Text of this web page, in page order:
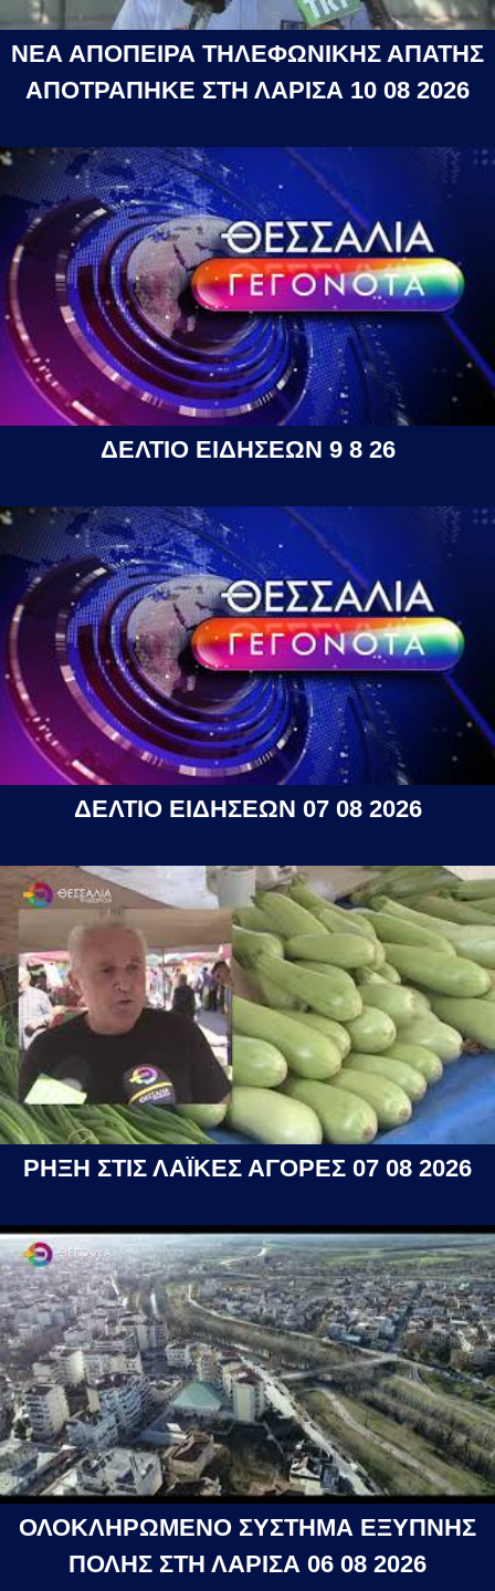
ΝΕΑ ΑΠΟΠΕΙΡΑ ΤΗΛΕΦΩΝΙΚΗΣ ΑΠΑΤΗΣ
ΑΠΟΤΡΑΠΗΚΕ ΣΤΗ ΛΑΡΙΣΑ 10 08 2026
ΔΕΛΤΙΟ ΕΙΔΗΣΕΩΝ 9 8 26
ΔΕΛΤΙΟ ΕΙΔΗΣΕΩΝ 07 08 2026
ΡΗΞΗ ΣΤΙΣ ΛΑΪΚΕΣ ΑΓΟΡΕΣ 07 08 2026
ΟΛΟΚΛΗΡΩΜΕΝΟ ΣΥΣΤΗΜΑ ΕΞΥΠΝΗΣ
ΠΟΛΗΣ ΣΤΗ ΛΑΡΙΣΑ 06 08 2026